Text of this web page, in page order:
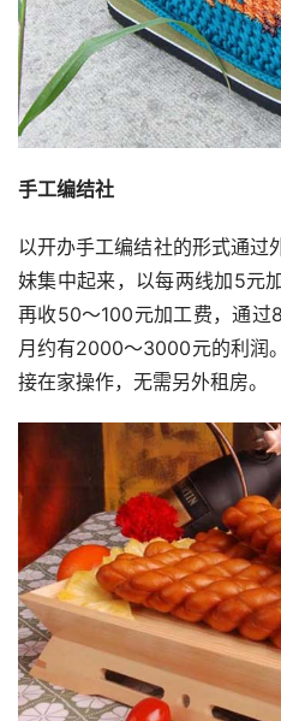
手工编结社
以开办手工编结社的形式通过
妹集中起来，以每两线加5元
再收50～100元加工费，通过
月约有2000～3000元的利润
接在家操作，无需另外租房。